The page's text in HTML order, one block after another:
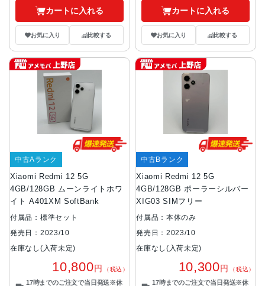
カートに入れる
お気に入り 比較する
カートに入れる
お気に入り 比較する
Xiaomi Redmi 12 5G
4GB/128GB ムーンライトホワ
イト A401XM SoftBank
中古Aランク
付属品：標準セット
発売日：2023/10
在庫なし(入荷未定)
10,800円 （税込）
17時までのご注文で当日発送※休
Xiaomi Redmi 12 5G
4GB/128GB ポーラーシルバー
XIG03 SIMフリー
中古Bランク
付属品：本体のみ
発売日：2023/10
在庫なし(入荷未定)
10,300円 （税込）
17時までのご注文で当日発送※休